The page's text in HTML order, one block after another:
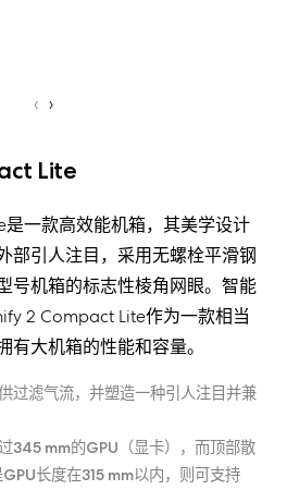
‹ ›
Lite
一款高效能机箱，其美学设计
部引人注目，采用无螺栓平滑钢
号机箱的标志性棱角网眼。智能
2 Compact Lite作为一款相当
有大机箱的性能和容量。
过滤气流，并塑造一种引人注目并兼
345 mm的GPU（显卡），而顶部散
长度在315 mm以内，则可支持